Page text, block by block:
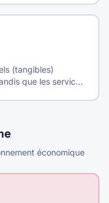
(tangibles)
que les services
économique